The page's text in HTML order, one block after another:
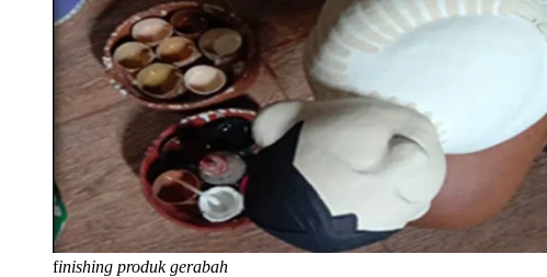
finishing produk gerabah